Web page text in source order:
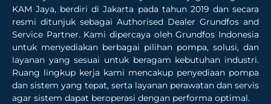
KAM Jaya, berdiri di Jakarta pada tahun 2019 dan secara
resmi ditunjuk sebagai Authorised Dealer Grundfos and
Service Partner. Kami dipercaya oleh Grundfos Indonesia
untuk menyediakan berbagai pilihan pompa, solusi, dan
layanan yang sesuai untuk beragam kebutuhan industri.
Ruang lingkup kerja kami mencakup penyediaan pompa
dan sistem yang tepat, serta layanan perawatan dan servis
agar sistem dapat beroperasi dengan performa optimal.